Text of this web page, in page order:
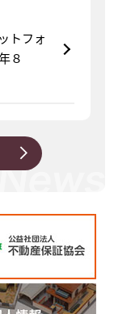
トフォ
８